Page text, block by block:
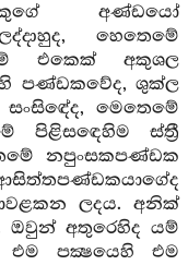
අණ්ඩයෝ
හෙතෙමේ
එකෙක් අකුශල
පණ්ඩකවේද, ශුක්ල
මෙතෙමේ
පිළිසඳෙහිම ස්ත්‍රී
නපුංසකපණ්ඩක
ලදය. අනික්
ඔවුන් අතුරෙහිද යම්
එම පක්‍ෂයෙහි එම